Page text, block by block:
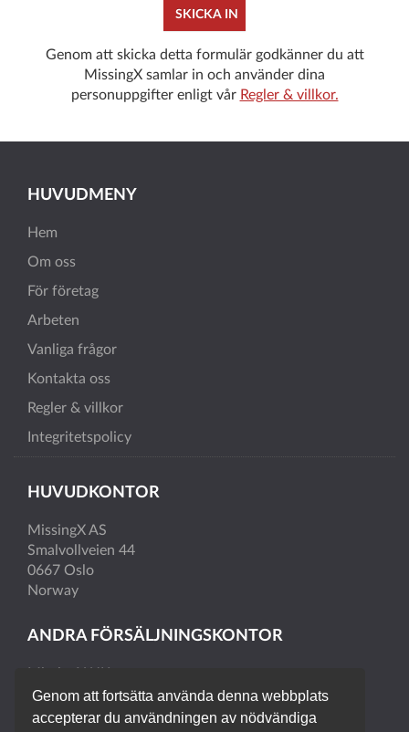
Genom att fortsätta använda denna webbplats
accepterar du användningen av nödvändiga
SKICKA IN
Genom att skicka detta formulär godkänner du att
MissingX samlar in och använder dina
personuppgifter enligt vår Regler & villkor.
HUVUDMENY
Hem
Om oss
För företag
Arbeten
Vanliga frågor
Kontakta oss
Regler & villkor
Integritetspolicy
HUVUDKONTOR
MissingX AS
Smalvollveien 44
0667 Oslo
Norway
ANDRA FÖRSÄLJNINGSKONTOR
MissingX UK
MissingX Sweden